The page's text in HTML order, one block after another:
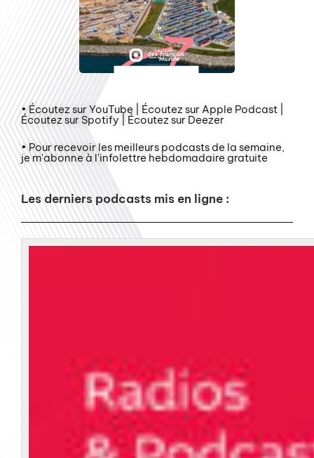
• Écoutez sur YouTube | Écoutez sur Apple Podcast |
Écoutez sur Spotify | Écoutez sur Deezer
• Pour recevoir les meilleurs podcasts de la semaine,
je m'abonne à l'infolettre hebdomadaire gratuite
Les derniers podcasts mis en ligne :